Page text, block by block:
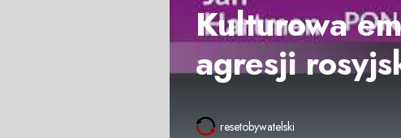
Kulturowa
agresji
resetobywatelski